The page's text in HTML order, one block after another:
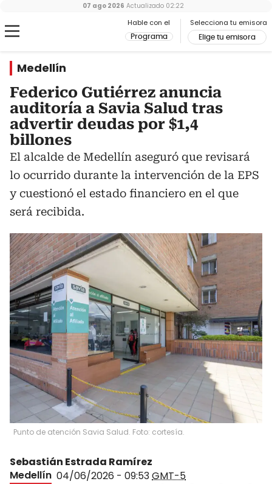
Hable con el
Programa
Selecciona tu emisora
Elige tu emisora
07 ago 2026 Actualizado 02:22
Medellín
Federico Gutiérrez anuncia
auditoría a Savia Salud tras
advertir deudas por $1,4
billones
El alcalde de Medellín aseguró que revisará
lo ocurrido durante la intervención de la EPS
y cuestionó el estado financiero en el que
será recibida.
Punto de atención Savia Salud. Foto: cortesía.
Sebastián Estrada Ramírez
Medellín 04/06/2026 - 09:53GMT-5